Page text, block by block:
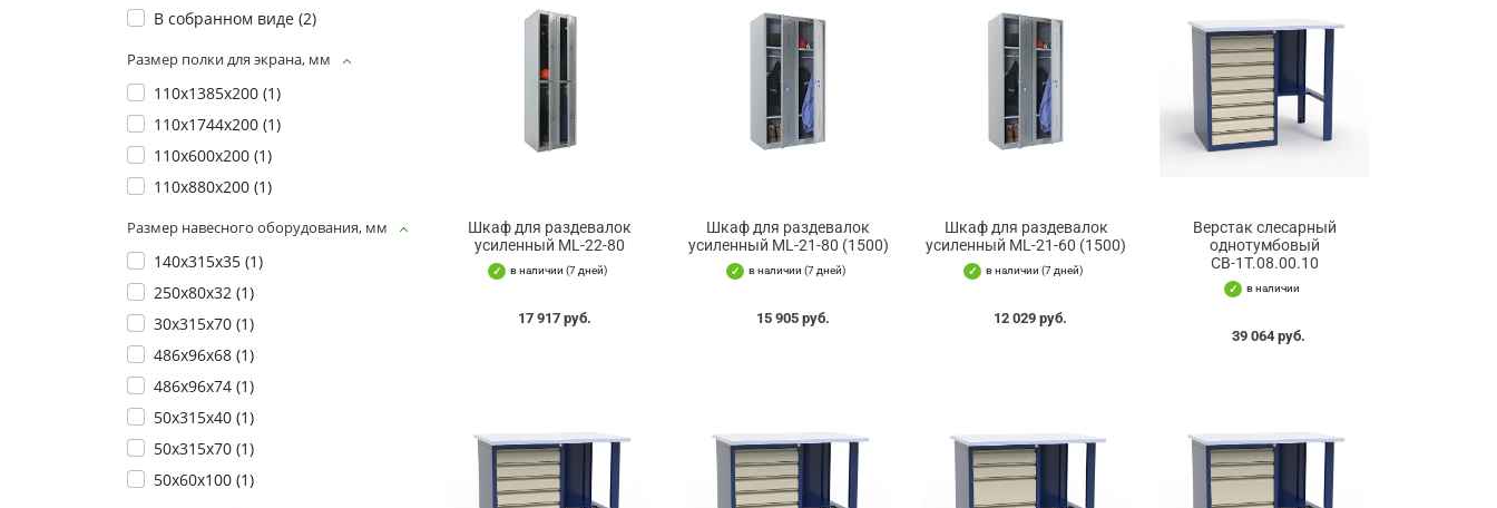
В собранном виде (2)
Размер полки для экрана, мм
110х1385х200 (1)
110х1744х200 (1)
110х600х200 (1)
110х880х200 (1)
Размер навесного оборудования, мм
140х315х35 (1)
250х80х32 (1)
30х315х70 (1)
486х96х68 (1)
486х96х74 (1)
50х315х40 (1)
50х315х70 (1)
50х60х100 (1)
Шкаф для раздевалок
усиленный ML-22-80
в наличии (7 дней)
17 917 руб.
Шкаф для раздевалок
усиленный ML-21-80 (1500)
в наличии (7 дней)
15 905 руб.
Шкаф для раздевалок
усиленный ML-21-60 (1500)
в наличии (7 дней)
12 029 руб.
Верстак слесарный
однотумбовый
СВ-1Т.08.00.10
в наличии
39 064 руб.